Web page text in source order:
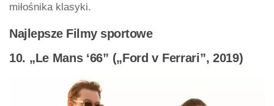
miłośnika klasyki.
Najlepsze Filmy sportowe
10. „Le Mans ‘66” („Ford v Ferrari”, 2019)